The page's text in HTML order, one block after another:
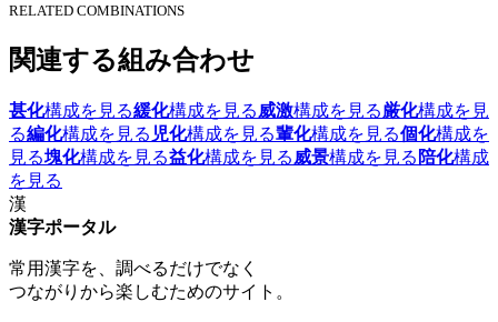
RELATED COMBINATIONS
関連する組み合わせ
甚化構成を見る緩化構成を見る威激構成を見る厳化構成を見
る編化構成を見る 児化構成を見る輩化構成を見る個化構成を
見る塊化構成を見る益化構成を見る威景構成を見る 陪化構成
を見る
漢
漢字ポータル
常用漢字を、調べるだけでなく
つながりから楽しむためのサイト。